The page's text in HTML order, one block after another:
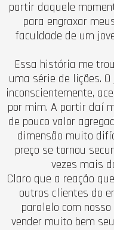
partir daquele
para engraxar
faculdade de um
Essa história me
uma série de lições.
inconscientemente,
por mim. A partir daí
de pouco valor
dimensão muito
preço se tornou
vezes mais
Claro que a reação
outros clientes do
paralelo com
vender muito bem